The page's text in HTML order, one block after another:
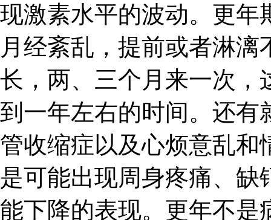
现激素水平的波动。更年
月经紊乱，提前或者淋
长，两、三个月来一次，
到一年左右的时间。还有
管收缩症以及心烦意乱和
是可能出现周身疼痛、
能下降的表现。更年不是